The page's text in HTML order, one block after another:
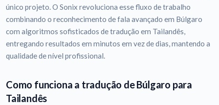
único projeto. O Sonix revoluciona esse fluxo de trabalho
combinando o reconhecimento de fala avançado em Búlgaro
com algoritmos sofisticados de tradução em Tailandês,
entregando resultados em minutos em vez de dias, mantendo a
qualidade de nível profissional.
Como funciona a tradução de Búlgaro para
Tailandês